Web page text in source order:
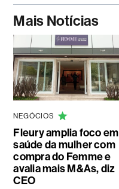
Mais Notícias
NEGÓCIOS
Fleury amplia foco em
saúde da mulher com
compra do Femme e
avalia mais M&As, diz
CEO